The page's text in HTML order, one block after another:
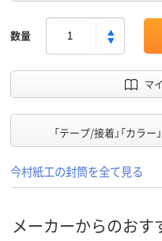
数量
マ
「テープ/接着」「カラー
今村紙工の封筒を全て見る
メーカーからのおす